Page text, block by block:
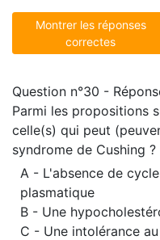
Montrer les réponses
correctes
Question n°30 -
Parmi les propositions
celle(s) qui peut
syndrome de Cushing ?
A - L'absence de
plasmatique
B - Une
C - Une intolérance